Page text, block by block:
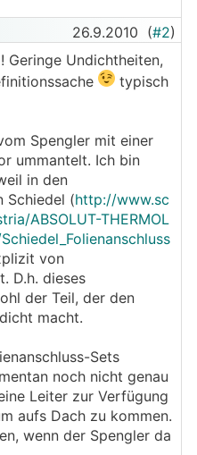
26.9.2010 (#2)
Geringe Undichtheiten,
typisch
Spengler mit einer
ummantelt. Ich bin
in den
Schiedel (http://www.sc
ABSOLUT-THERMOL
von
D.h. dieses
der Teil, der den
macht.
Sets
noch nicht genau
Leiter zur Verfügung
aufs Dach zu kommen.
wenn der Spengler da